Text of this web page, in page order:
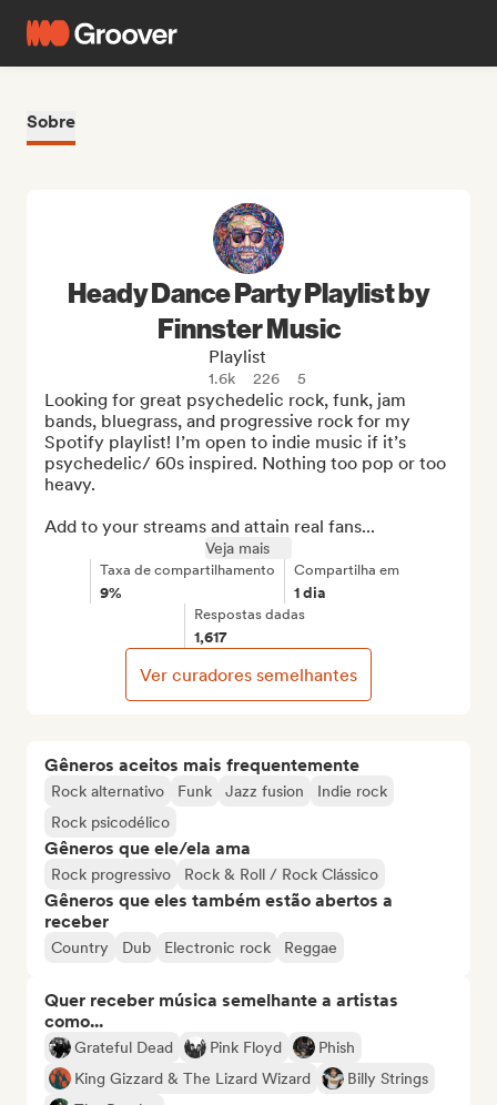
Sobre
Gêneros aceitos mais frequentemente
Rock alternativo Funk Jazz fusion
Indie rock
Rock psicodélico
Gêneros que ele/ela ama
Rock progressivo Rock & Roll / Rock Clássico
Gêneros que eles também estão abertos a
receber
Country Dub Electronic rock Reggae
Quer receber música semelhante a artistas
como...
Grateful Dead Pink Floyd
Phish
King Gizzard & The Lizard Wizard
Billy Strings
Heady Dance Party Playlist by
Finnster Music
Playlist
1.6k 226 5
Looking for great psychedelic rock, funk, jam
bands, bluegrass, and progressive rock for my
Spotify playlist! I’m open to indie music if it’s
psychedelic/ 60s inspired. Nothing too pop or too
heavy.
Add to your streams and attain real fans...
Veja mais
Taxa de compartilhamento
9%
Compartilha em
1 dia
Respostas dadas
1,617
Ver curadores semelhantes